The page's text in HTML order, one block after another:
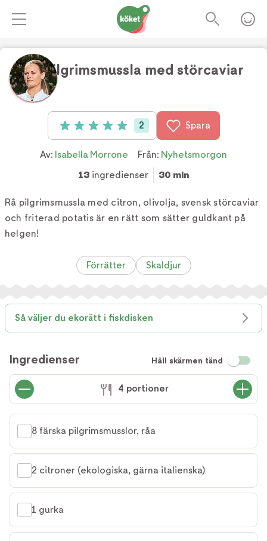
Rå pilgrimsmussla med störcaviar
Betyg: 5 av 5 (2 röster)
2 Spara
Av: Isabella Morrone Från: Nyhetsmorgon
13 ingredienser 30 min
Rå pilgrimsmussla med citron, olivolja, svensk störcaviar
och friterad potatis är en rätt som sätter guldkant på
helgen!
Förrätter Skaldjur
Så väljer du ekorätt i fiskdisken
Ingredienser Håll skärmen tänd
4 portioner
8 färska pilgrimsmusslor, råa
2 citroner (ekologiska, gärna italienska)
1 gurka